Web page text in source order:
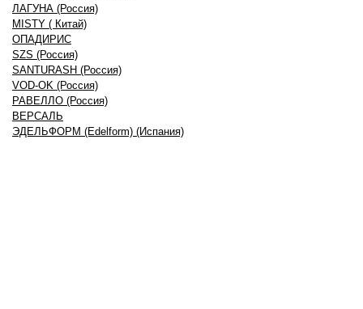
ЛАГУНА (Россия)
MISTY ( Китай)
ОПАДИРИС
SZS (Россия)
SANTURASH (Россия)
VOD-OK (Россия)
РАВЕЛЛО (Россия)
ВЕРСАЛЬ
ЭДЕЛЬФОРМ (Edelform) (Испания)